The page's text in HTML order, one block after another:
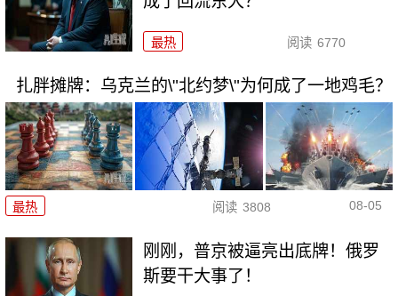
最热 阅读 6770
扎胖摊牌：乌克兰的\"北约梦\"为何成了一地鸡毛？
最热 阅读 3808 08-05
刚刚，普京被逼亮出底牌！俄罗
斯要干大事了！